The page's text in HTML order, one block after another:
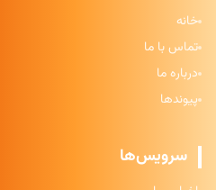
خانه
تماس با ما
درباره ما
پیوندها
سرویس‌ها